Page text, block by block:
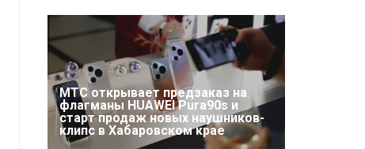
МТС открывает предзаказ на
флагманы HUAWEI Pura90s и
старт продаж новых наушников-
клипс в Хабаровском крае